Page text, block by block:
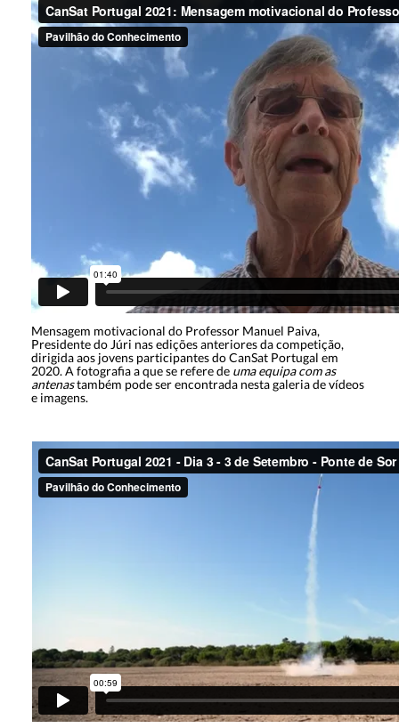
Mensagem motivacional do Professor Manuel Paiva,
Presidente do Júri nas edições anteriores da competição,
dirigida aos jovens participantes do CanSat Portugal em
2020. A fotografia a que se refere de uma equipa com as
antenastambém pode ser encontrada nesta galeria de vídeos
e imagens.